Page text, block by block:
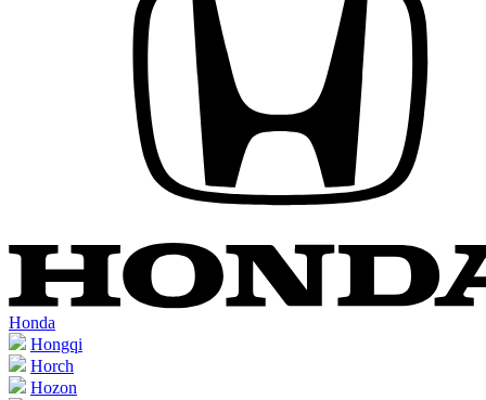
Honda
Hongqi
Horch
Hozon